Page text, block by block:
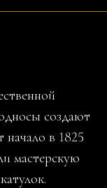
создают
в 1825
мастерскую